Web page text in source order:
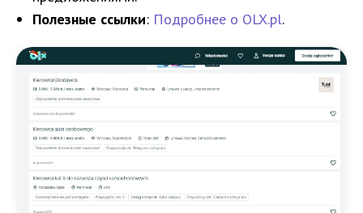
Полезные ссылки: Подробнее о OLX.pl.